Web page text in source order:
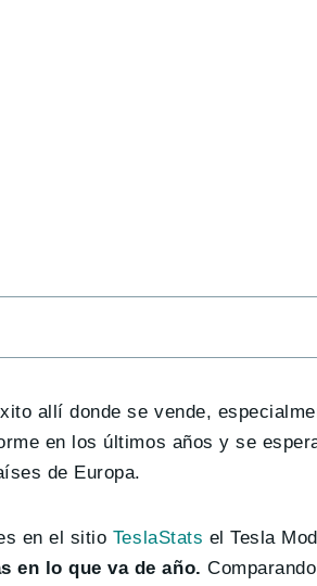
allí donde se vende,
en los últimos años y se
de Europa.
en el sitio TeslaStats el Tesla
en lo que va de año.